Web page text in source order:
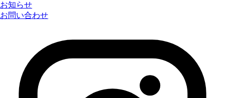
お知らせ
お問い合わせ